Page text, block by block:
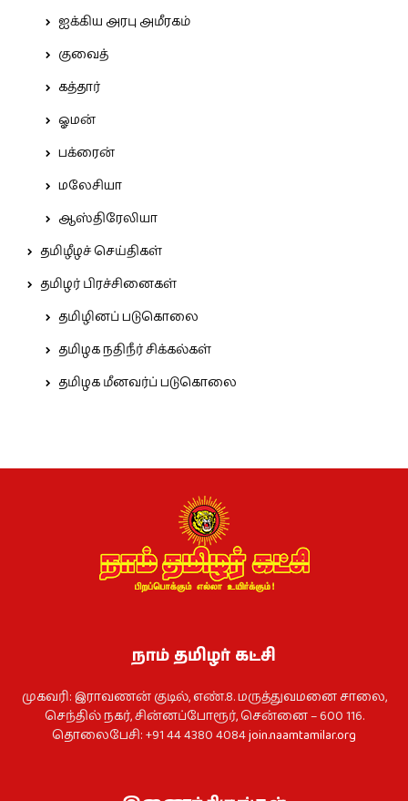
ஐக்கிய அரபு அமீரகம்
குவைத்
கத்தார்
ஓமன்
பக்ரைன்
மலேசியா
ஆஸ்திரேலியா
தமிழீழச் செய்திகள்
தமிழர் பிரச்சினைகள்
தமிழினப் படுகொலை
தமிழக நதிநீர் சிக்கல்கள்
தமிழக மீனவர்ப் படுகொலை
நாம் தமிழர் கட்சி
முகவரி: இராவணன் குடில், எண்.8. மருத்துவமனை சாலை,
செந்தில் நகர், சின்னப்போரூர், சென்னை – 600 116.
தொலைபேசி: +91 44 4380 4084join.naamtamilar.org